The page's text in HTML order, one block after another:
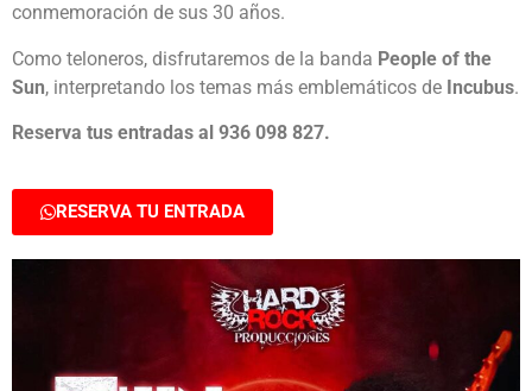
conmemoración de sus 30 años.
Como teloneros, disfrutaremos de la banda People of the
Sun, interpretando los temas más emblemáticos de Incubus.
Reserva tus entradas al 936 098 827.
RESERVA TU ENTRADA